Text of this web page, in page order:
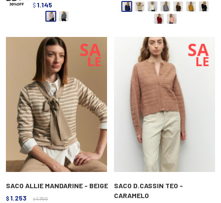
$ 1.145
SACO ALLIE MANDARINE - BEIGE
$ 1.253 $ 1.790
SACO D.CASSIN TEO -
CARAMELO